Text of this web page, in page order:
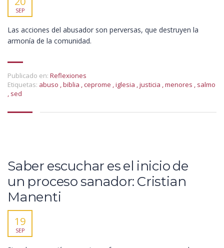
SEP
Las acciones del abusador son perversas, que destruyen la
armonía de la comunidad.
Publicado en: Reflexiones
Etiquetas: abuso ,biblia ,ceprome ,iglesia ,justicia ,menores , salmo
, sed
Saber escuchar es el inicio de
un proceso sanador: Cristian
Manenti
19
SEP